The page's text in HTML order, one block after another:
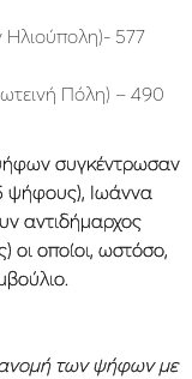
Ηλιούπολη)- 577
Πόλη) – 490
συγκέντρωσαν
ψήφους), Ιωάννα
αντιδήμαρχος
οποίοι, ωστόσο,
των ψήφων με